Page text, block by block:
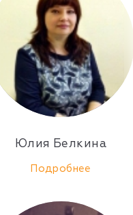
Юлия Белкина
Подробнее